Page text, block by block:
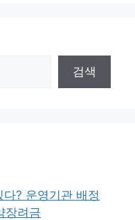
검색
? 운영기관 배정
장려금